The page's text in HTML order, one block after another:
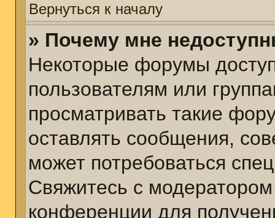
Вернуться к началу
» Почему мне
Некоторые форумы
пользователям или
просматривать такие
оставлять сообщения,
может потребоваться
Свяжитесь с
конференции для